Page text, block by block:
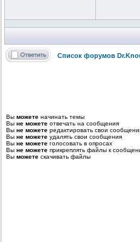
Список форумов
Вы можете начинать темы
Вы не можете отвечать на сообщения
Вы не можете редактировать свои
Вы не можете удалять свои сообщения
Вы не можете голосовать в опросах
Вы не можете прикреплять файлы к
Вы можете скачивать файлы